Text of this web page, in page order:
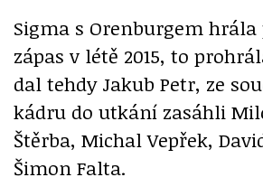
Sigma s Orenburgem
zápas v létě 2015, to
dal tehdy Jakub Petr, ze
kádru do utkání zasáhli
Štěrba, Michal Vepřek,
Šimon Falta.